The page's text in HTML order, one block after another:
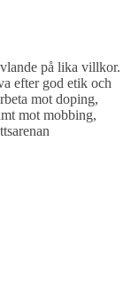
på lika villkor.
efter god etik och
mot doping,
mot mobbing,